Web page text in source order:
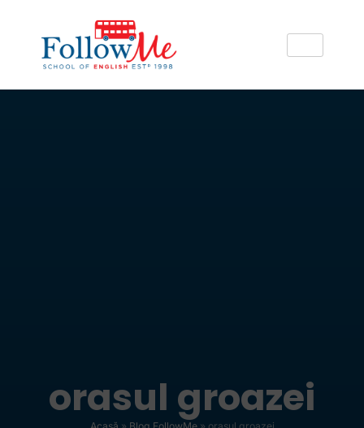
orasul groazei
Acasă » Blog FollowMe» orasul groazei